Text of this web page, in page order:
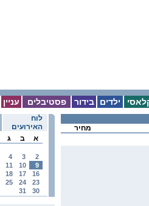
עניין פסטיבלים בידור ילדים
לוח
האירועים
א
ב ג
2
3
4
9
10
11
16
17
18
23
24
25
30
31
מחיר